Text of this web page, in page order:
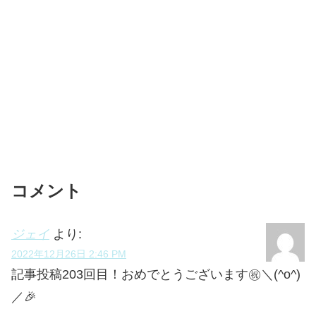
コメント
ジェイ より:
2022年12月26日 2:46 PM
記事投稿203回目！おめでとうございます㊗＼(^o^)
／🎉